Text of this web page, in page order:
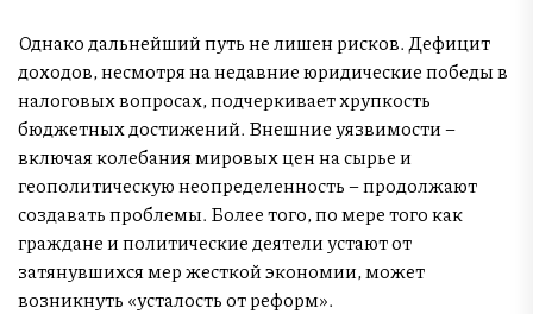
Однако дальнейший путь не лишен рисков. Дефицит
доходов, несмотря на недавние юридические победы в
налоговых вопросах, подчеркивает хрупкость
бюджетных достижений. Внешние уязвимости –
включая колебания мировых цен на сырье и
геополитическую неопределенность – продолжают
создавать проблемы. Более того, по мере того как
граждане и политические деятели устают от
затянувшихся мер жесткой экономии, может
возникнуть «усталость от реформ».